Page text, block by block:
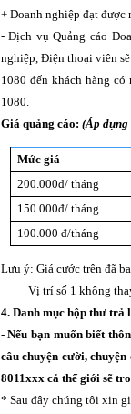
+ Doanh nghiệp đạt được
- Dịch vụ Quảng cáo
nghiệp, Điện thoại viên
1080 đến khách hàng
1080.
Giá quảng cáo: (Áp dụng
Mức giá
200.000đ/ tháng
150.000đ/ tháng
100.000 đ/tháng
Lưu ý: Giá cước trên đã
Vị trí số 1 không thay
4. Danh mục hộp thư trả
- Nếu bạn muốn biết
câu chuyện cười,
8011xxx cả thế giới sẽ
* Sau đây chúng tôi xin